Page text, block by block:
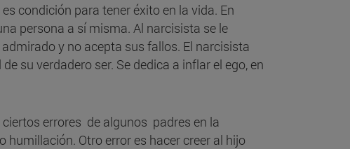
condición para tener éxito en la vida. En
persona a sí misma. Al narcisista se le
y no acepta sus fallos. El narcisista
su verdadero ser. Se dedica a inflar el ego, en
errores de algunos padres en la
Otro error es hacer creer al hijo